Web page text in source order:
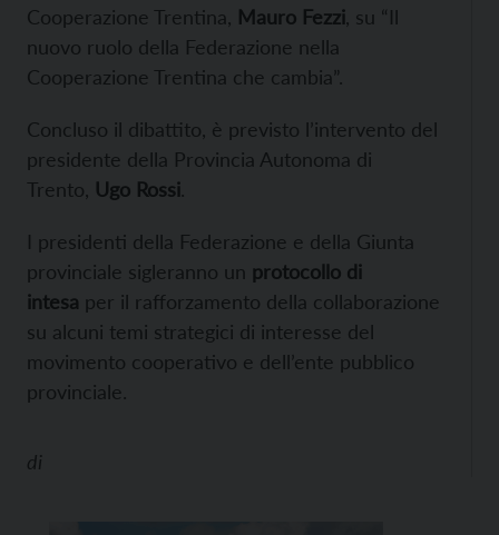
Cooperazione Trentina, Mauro Fezzi , su “Il
nuovo ruolo della Federazione nella
Cooperazione Trentina che cambia”.
Concluso il dibattito, è previsto l’intervento del
presidente della Provincia Autonoma di
Trento, Ugo Rossi.
I presidenti della Federazione e della Giunta
provinciale sigleranno un protocollo di
intesa per il rafforzamento della collaborazione
su alcuni temi strategici di interesse del
movimento cooperativo e dell’ente pubblico
provinciale.
di